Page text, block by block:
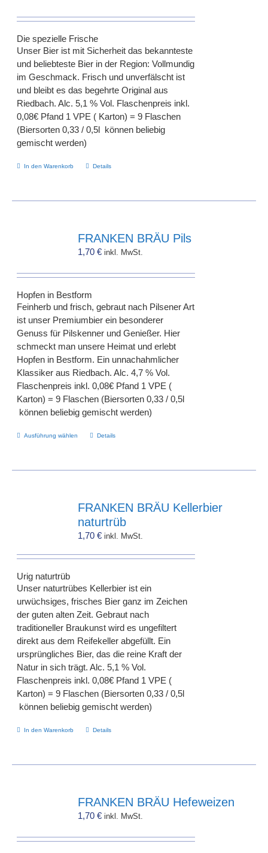
Die spezielle Frische
Unser Bier ist mit Sicherheit das bekannteste
und beliebteste Bier in der Region: Vollmundig
im Geschmack. Frisch und unverfälscht ist
und bleibt es das begehrte Original aus
Riedbach. Alc. 5,1 % Vol. Flaschenpreis inkl.
0,08€ Pfand 1 VPE ( Karton) = 9 Flaschen
(Biersorten 0,33 / 0,5l können beliebig
gemischt werden)
In den Warenkorb Details
FRANKEN BRÄU Pils
1,70€ inkl. MwSt.
Hopfen in Bestform
Feinherb und frisch, gebraut nach Pilsener Art
ist unser Premiumbier ein besonderer
Genuss für Pilskenner und Genießer. Hier
schmeckt man unsere Heimat und erlebt
Hopfen in Bestform. Ein unnachahmlicher
Klassiker aus Riedbach. Alc. 4,7 % Vol.
Flaschenpreis inkl. 0,08€ Pfand 1 VPE (
Karton) = 9 Flaschen (Biersorten 0,33 / 0,5l
können beliebig gemischt werden)
Ausführung wählen
Dieses
auf.
Optionen
können
auf
gewählt
werden
Details
FRANKEN BRÄU Kellerbier
naturtrüb
1,70€ inkl. MwSt.
Urig naturtrüb
Unser naturtrübes Kellerbier ist ein
urwüchsiges, frisches Bier ganz im Zeichen
der guten alten Zeit. Gebraut nach
traditioneller Braukunst wird es ungefiltert
direkt aus dem Reifekeller abgefüllt. Ein
ursprüngliches Bier, das die reine Kraft der
Natur in sich trägt. Alc. 5,1 % Vol.
Flaschenpreis inkl. 0,08€ Pfand 1 VPE (
Karton) = 9 Flaschen (Biersorten 0,33 / 0,5l
können beliebig gemischt werden)
In den Warenkorb Details
FRANKEN BRÄU Hefeweizen
1,70€ inkl. MwSt.